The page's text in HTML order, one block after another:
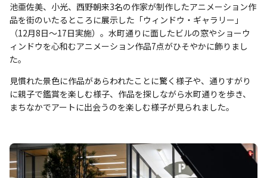
池亜佐美、小光、西野朝来3名の作家が制作したアニメーション作
品を街のいたるところに展示した「ウィンドウ・ギャラリー」
（12月8日～17日実施）。水町通りに面したビルの窓やショーウ
ィンドウを心和むアニメーション作品7点がひそやかに飾りまし
た。
見慣れた景色に作品があらわれたことに驚く様子や、通りすがり
に親子で鑑賞を楽しむ様子、作品を探しながら水町通りを歩き、
まちなかでアートに出会うのを楽しむ様子が見られました。